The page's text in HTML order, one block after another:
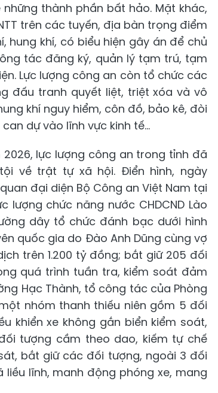
thành phần bất hảo. Mặt khác,
trên các tuyến, địa bàn trọng điểm
khí, có biểu hiện gây án để chủ
tác đăng ký, quản lý tạm trú, tạm
Lực lượng công an còn tổ chức các
đấu tranh quyết liệt, triệt xóa và vô
khí nguy hiểm, côn đồ, bảo kê, đòi
dự vào lĩnh vực kinh tế...
lực lượng công an trong tỉnh đã
về trật tự xã hội. Điển hình, ngày
đại diện Bộ Công an Việt Nam tại
chức năng nước CHDCND Lào
dây tổ chức đánh bạc dưới hình
quốc gia do Đào Anh Dũng cùng vợ
trên 1.200 tỷ đồng; bắt giữ 205 đối
quá trình tuần tra, kiểm soát đảm
Hạc Thành, tổ công tác của Phòng
nhóm thanh thiếu niên gồm 5 đối
khiển xe không gắn biển kiểm soát,
tượng cầm theo dao, kiếm tự chế
bắt giữ các đối tượng, ngoài 3 đối
lĩnh, manh động phóng xe, mang